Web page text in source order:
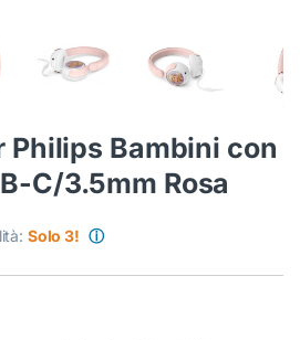
Philips Bambini con
C/3.5mm Rosa
Solo 3! ⓘ